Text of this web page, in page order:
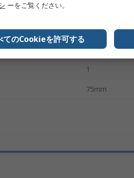
プ
ステンレス鋼
人間工学
1
75mm
ーをご覧ください。
てのCookieを許可する